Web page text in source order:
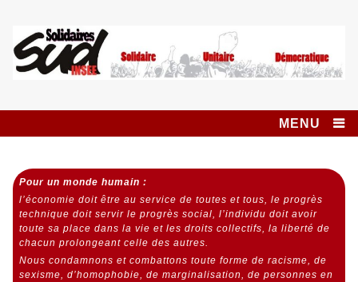
content
Syndicat SUD
INSEE SOLIDAIRES
MENU
Pour un monde humain :
l’économie doit être au service de toutes et tous,le progrès
technique doit servir le progrès social,l’individu doit avoir
toute sa place dans la vie et les droits collectifs, la liberté de
chacun prolongeant celle des autres.
Nous condamnons et combattons toute forme de racisme, de
sexisme, d’homophobie, de marginalisation, de personnes en